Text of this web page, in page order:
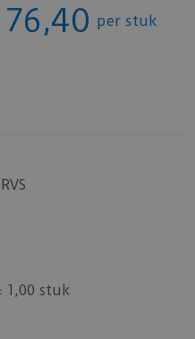
76,40 per stuk
1,00 stuk